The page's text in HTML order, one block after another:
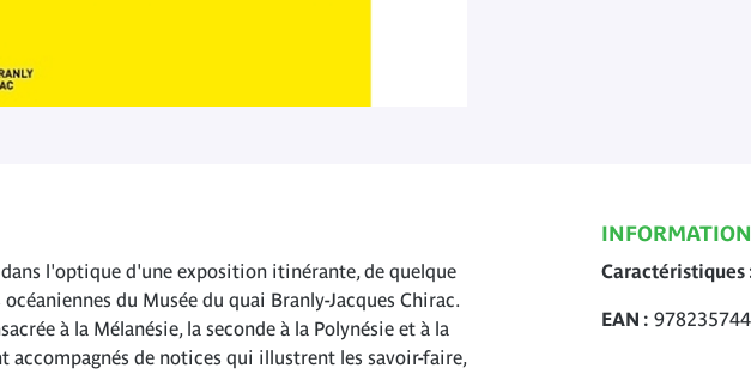
l'optique d'une exposition itinérante, de quelque
du Musée du quai Branly-Jacques Chirac.
à la Mélanésie, la seconde à la Polynésie et à la
accompagnés de notices qui illustrent les savoir-faire,
Caractéristiques
EAN